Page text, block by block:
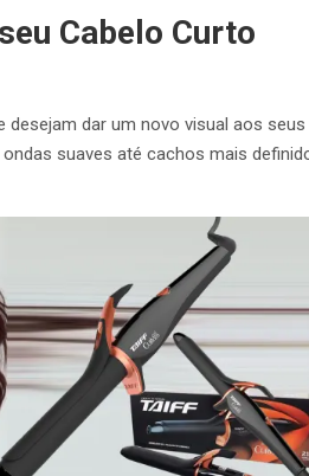
Cabelo Curto
dar um novo visual aos
suaves até cachos mais